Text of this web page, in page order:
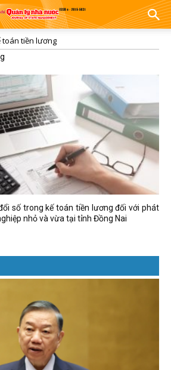
toán tiền lương
số trong kế toán tiền lương đối với phát
nhỏ và vừa tại tỉnh Đồng Nai